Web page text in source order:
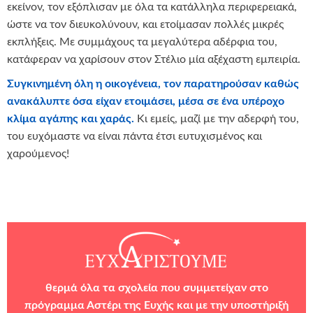
εκείνον, τον εξόπλισαν με όλα τα κατάλληλα περιφερειακά,
ώστε να τον διευκολύνουν, και ετοίμασαν πολλές μικρές
εκπλήξεις. Με συμμάχους τα μεγαλύτερα αδέρφια του,
κατάφεραν να χαρίσουν στον Στέλιο μία αξέχαστη εμπειρία.
Συγκινημένη όλη η οικογένεια, τον παρατηρούσαν καθώς
ανακάλυπτε όσα είχαν ετοιμάσει, μέσα σε ένα υπέροχο
κλίμα αγάπης και χαράς. Κι εμείς, μαζί με την αδερφή του,
του ευχόμαστε να είναι πάντα έτσι ευτυχισμένος και
χαρούμενος!
θερμά όλα τα σχολεία που συμμετείχαν στο
πρόγραμμα Αστέρι της Ευχής και με την υποστήριξή